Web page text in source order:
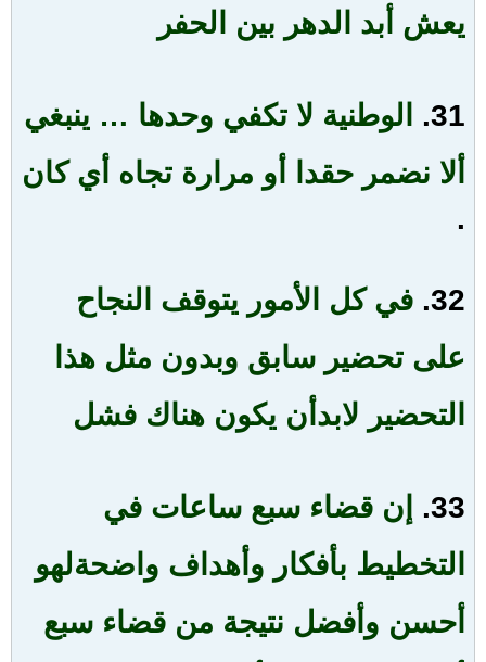
يعش أبد الدهر بين الحفر
31.
الوطنية لا تكفي وحدها … ينبغي
ألا نضمر حقدا أو مرارة تجاه أي كان
.
32. في كل الأمور يتوقف النجاح
على تحضير سابق وبدون مثل هذا
التحضير لابد أن يكون هناك فشل
33.
إن قضاء سبع ساعات في
التخطيط بأفكار وأهداف واضحةلهو
أحسن وأفضل نتيجة من قضاء سبع